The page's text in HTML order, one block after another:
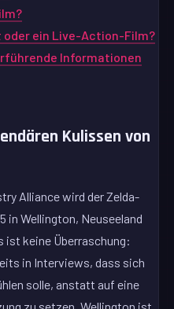
ein Live-Action-Film?
Informationen
Kulissen von
Alliance wird der Zelda-
in Wellington, Neuseeland
ist keine Überraschung:
in Interviews, dass sich
solle, anstatt auf eine